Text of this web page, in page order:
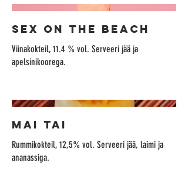
SEX ON THE BEACH
Viinakokteil, 11.4 % vol. Serveeri jää ja
apelsinikoorega.
MAI TAI
Rummikokteil, 12,5% vol. Serveeri jää, laimi ja
ananassiga.